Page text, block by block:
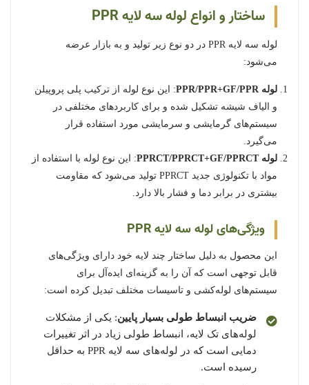
ساختار و انواع لوله سه لایه PPR
لوله سه لایه PPR در دو نوع زیر تولید و به بازار عرضه
می‌شود:
لوله PPR/PPR+GF/PPR
: این نوع لوله از ترکیب پلی پروپیلن
و الیاف شیشه تشکیل شده و برای کاربردهای مختلفی در
سیستم‌های گرمایشی و سرمایشی مورد استفاده قرار
می‌گیرد.
لوله PPRCT/PPRCT+GF/PPRCT
: این نوع لوله با استفاده از
مواد با تکنولوژی جدید PPRCT تولید می‌شود که مقاومت
بیشتری در برابر دما و فشار بالا دارد.
ویژگی‌های لوله سه لایه PPR
این محصول به دلیل ساختار چند لایه خود دارای ویژگی‌های
قابل توجهی است که آن را به گزینه‌ای ایده‌آل برای
سیستم‌های لوله‌کشی و تاسیسات مختلف تبدیل کرده است:
ضریب انبساط طولی بسیار پایین: یکی از مشکلات
لوله‌های تک لایه، انبساط طولی زیاد در اثر تغییرات
دمایی است که در لوله‌های سه لایه PPR به حداقل
رسیده است.